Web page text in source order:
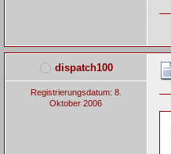
dispatch100
Registrierungsdatum: 8.
Oktober 2006